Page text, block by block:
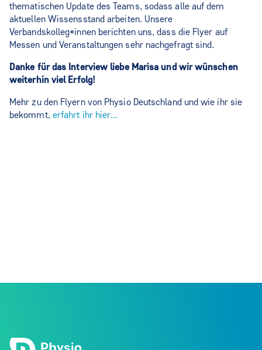
thematischen Update des Teams, sodass alle auf dem
aktuellen Wissensstand arbeiten. Unsere
Verbandskolleg*innen berichten uns, dass die Flyer auf
Messen und Veranstaltungen sehr nachgefragt sind.
Danke für das Interview liebe Marisa und wir wünschen
weiterhin viel Erfolg!
Mehr zu den Flyern von Physio Deutschland und wie ihr sie
bekommt, erfahrt ihr hier...